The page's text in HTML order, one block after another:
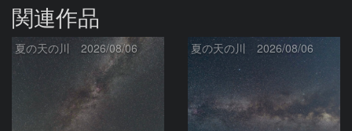
関連作品
夏の天の川 2026/08/06 夏の天の川 2026/08/06